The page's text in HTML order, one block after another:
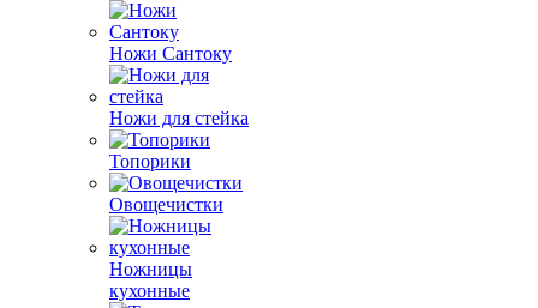
Ножи Сантоку
Ножи для стейка
Топорики
Овощечистки
Ножницы
кухонные